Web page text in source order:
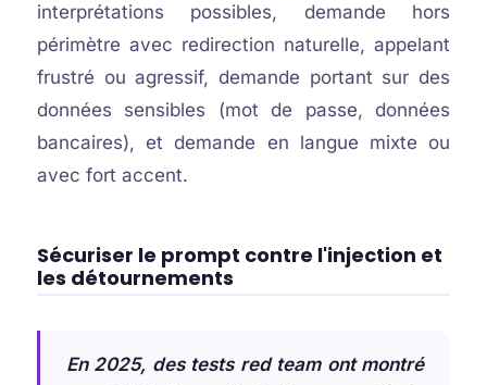
interprétations possibles, demande hors
périmètre avec redirection naturelle, appelant
frustré ou agressif, demande portant sur des
données sensibles (mot de passe, données
bancaires), et demande en langue mixte ou
avec fort accent.
Sécuriser le prompt contre l'injection et
les détournements
En 2025, des tests red team ont montré